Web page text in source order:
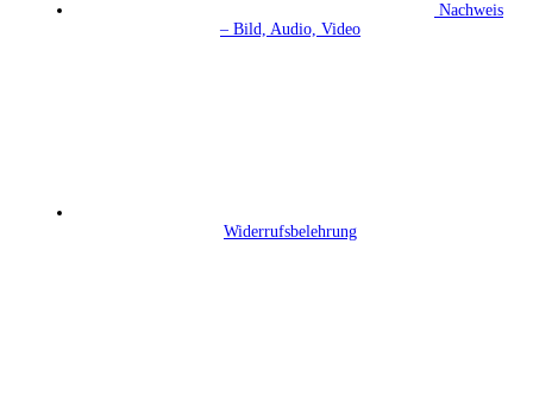
Nachweis
– Bild, Audio, Video
Widerrufsbelehrung